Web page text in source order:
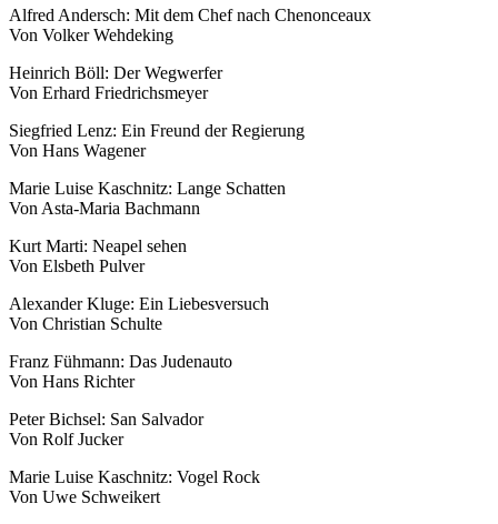
Alfred Andersch: Mit dem Chef nach Chenonceaux
Von Volker Wehdeking
Heinrich Böll: Der Wegwerfer
Von Erhard Friedrichsmeyer
Siegfried Lenz: Ein Freund der Regierung
Von Hans Wagener
Marie Luise Kaschnitz: Lange Schatten
Von Asta-Maria Bachmann
Kurt Marti: Neapel sehen
Von Elsbeth Pulver
Alexander Kluge: Ein Liebesversuch
Von Christian Schulte
Franz Fühmann: Das Judenauto
Von Hans Richter
Peter Bichsel: San Salvador
Von Rolf Jucker
Marie Luise Kaschnitz: Vogel Rock
Von Uwe Schweikert